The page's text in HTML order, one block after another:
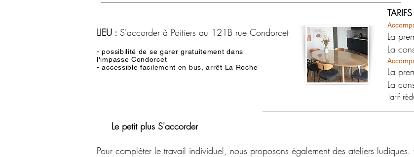
LIEU : S'accorder à Poitiers au 121B rue Condorcet
- possibilité de se garer gratuitement dans
l'impasse Condorcet
- accessible facilement en bus, arrêt La Roche
TARIFS
La
La
La
La
Tarif
Le petit plus S'accorder
Pour compléter le travail individuel, nous proposons également des ateliers